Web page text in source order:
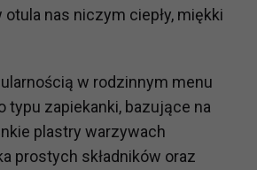
nas niczym ciepły, miękki
w rodzinnym menu
typu zapiekanki, bazujące na
plastry warzywach
prostych składników oraz